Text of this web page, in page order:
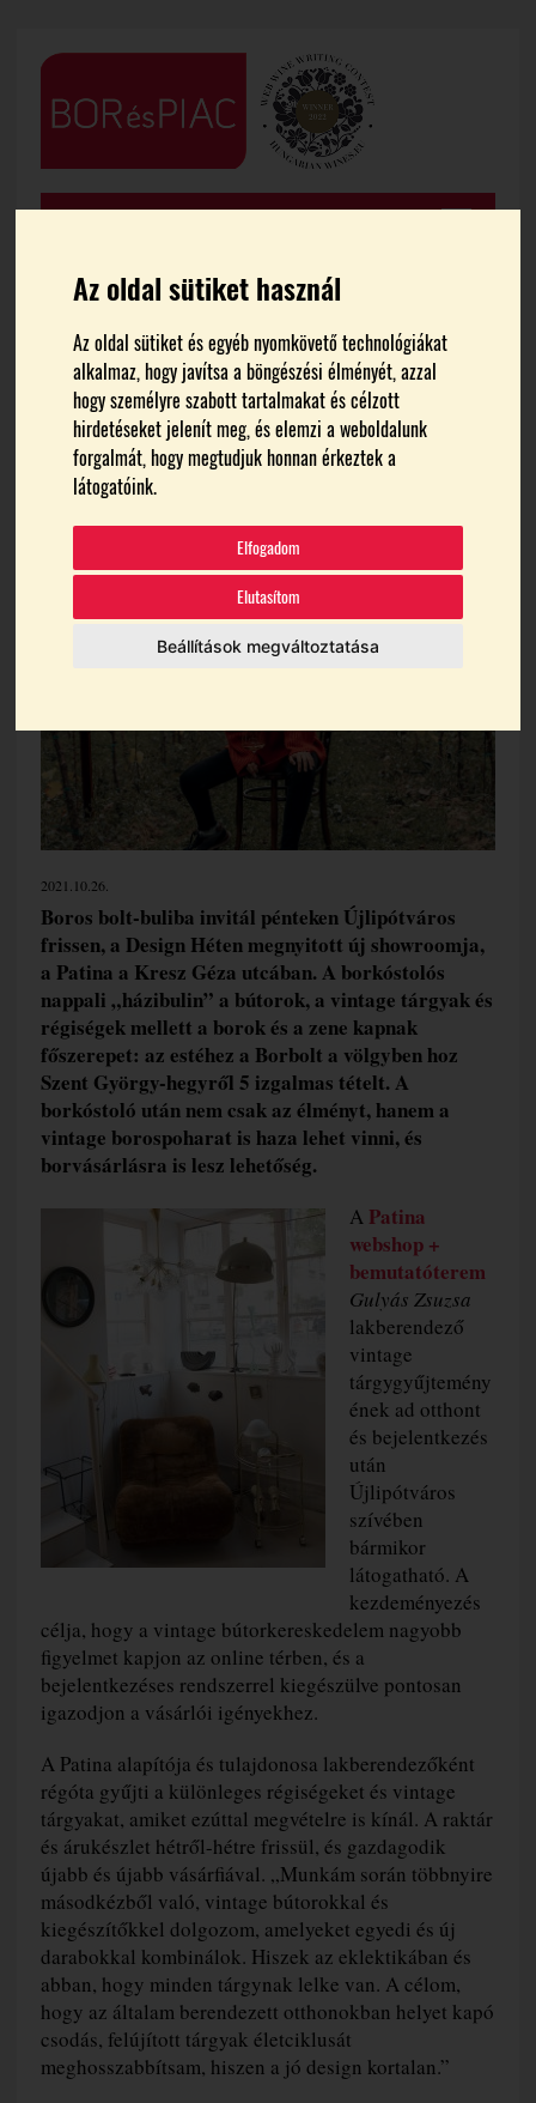
Az oldal sütiket használ
Az oldal sütiket és egyéb nyomkövető technológiákat
alkalmaz, hogy javítsa a böngészési élményét, azzal
hogy személyre szabott tartalmakat és célzott
hirdetéseket jelenít meg, és elemzi a weboldalunk
forgalmát, hogy megtudjuk honnan érkeztek a
látogatóink.
Elfogadom
Elutasítom
Beállítások megváltoztatása
FŐOLDAL HÍREK
Vintage Borbazár, avagy a
hegy megy a városba
Témák: Budavári Dóra Vintage Borbazár
2021.10.26.
Boros bolt-buliba invitál pénteken Újlipótváros
frissen, a Design Héten megnyitott új showroomja,
a Patina a Kresz Géza utcában. A borkóstolós
nappali „házibulin” a bútorok, a vintage tárgyak és
régiségek mellett a borok és a zene kapnak
főszerepet: az estéhez a Borbolt a völgyben hoz
Szent György-hegyről 5 izgalmas tételt. A
borkóstoló után nem csak az élményt, hanem a
vintage borospoharat is haza lehet vinni, és
borvásárlásra is lesz lehetőség.
A Patina
webshop +
bemutatóterem
Gulyás Zsuzsa
lakberendező
vintage
tárgygyűjtemény
ének ad otthont
és bejelentkezés
után
Újlipótváros
szívében
bármikor
látogatható. A
kezdeményezés
célja, hogy a vintage bútorkereskedelem nagyobb
figyelmet kapjon az online térben, és a
bejelentkezéses rendszerrel kiegészülve pontosan
igazodjon a vásárlói igényekhez.
A Patina alapítója és tulajdonosa lakberendezőként
régóta gyűjti a különleges régiségeket és vintage
tárgyakat, amiket ezúttal megvételre is kínál. A raktár
és árukészlet hétről-hétre frissül, és gazdagodik
újabb és újabb vásárfiával. „Munkám során többnyire
másodkézből való, vintage bútorokkal és
kiegészítőkkel dolgozom, amelyeket egyedi és új
darabokkal kombinálok. Hiszek az eklektikában és
abban, hogy minden tárgynak lelke van. A célom,
hogy az általam berendezett otthonokban helyet kapó
csodás, felújított tárgyak életciklusát
meghosszabbítsam, hiszen a jó design kortalan.”